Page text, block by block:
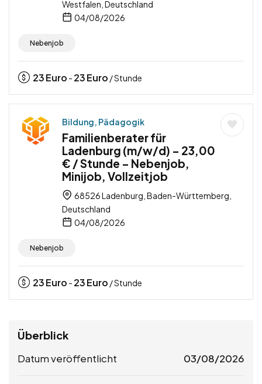
Westfalen, Deutschland
04/08/2026
Nebenjob
23Euro - 23Euro / Stunde
Bildung, Pädagogik
Familienberater für
Ladenburg (m/w/d) – 23,00
€ / Stunde – Nebenjob,
Minijob, Vollzeitjob
68526 Ladenburg, Baden-Württemberg,
Deutschland
04/08/2026
Nebenjob
23Euro - 23Euro / Stunde
Überblick
Datum veröffentlicht 03/08/2026